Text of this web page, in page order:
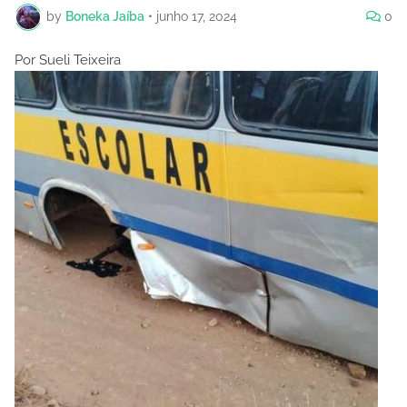
by Boneka Jaíba • junho 17, 2024 0
Por Sueli Teixeira